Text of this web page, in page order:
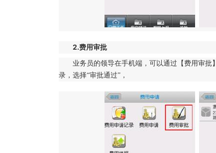
2.费用审批
业务员的领导在手机端，可以通过【费用审
录，选择“审批通过”，